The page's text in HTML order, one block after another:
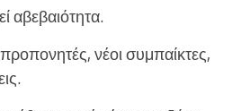
αβεβαιότητα.
νέοι συμπαίκτες,